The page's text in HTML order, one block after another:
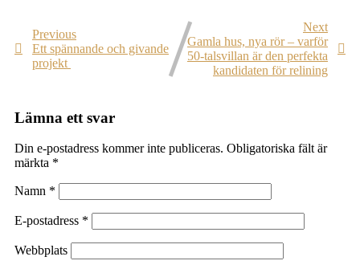
Previous
Ett spännande och givande
projekt
Next
Gamla hus, nya rör – varför
50-talsvillan är den perfekta
kandidaten för relining
Lämna ett svar
Din e-postadress kommer inte publiceras. Obligatoriska fält är
märkta *
Namn *
E-postadress *
Webbplats